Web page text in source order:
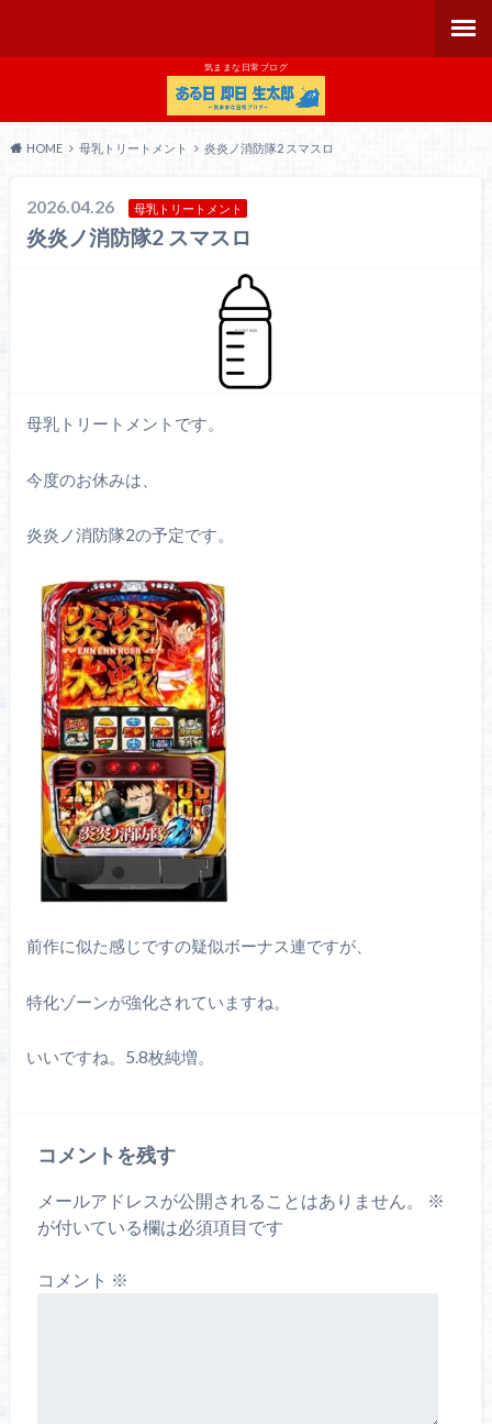
気ままな日常ブログ
HOME 母乳トリートメント 炎炎ノ消防隊2 スマスロ
2026.04.26 母乳トリートメント
炎炎ノ消防隊2 スマスロ
母乳トリートメントです。
今度のお休みは、
炎炎ノ消防隊2の予定です。
前作に似た感じですの疑似ボーナス連ですが、
特化ゾーンが強化されていますね。
いいですね。5.8枚純増。
コメントを残す
メールアドレスが公開されることはありません。
※
が付いている欄は必須項目です
コメント ※